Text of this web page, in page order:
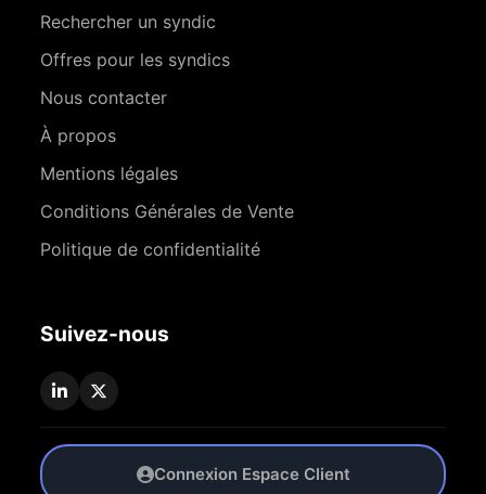
Rechercher un syndic
Offres pour les syndics
Nous contacter
À propos
Mentions légales
Conditions Générales de Vente
Politique de confidentialité
Suivez-nous
Connexion Espace Client